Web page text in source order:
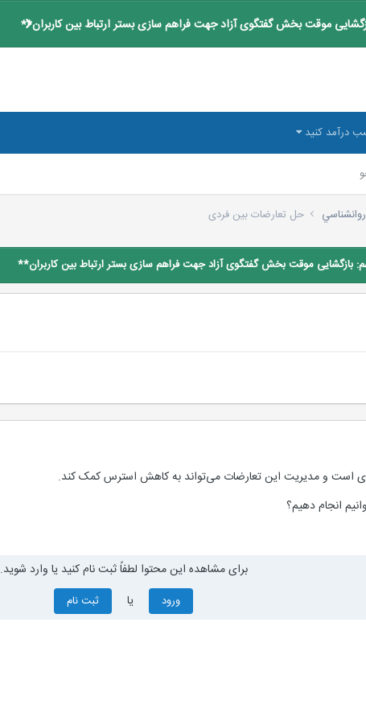
موقت بخش گفتگوی آزاد جهت فراهم سازی بستر ارتباط بین کاربران**
درآمد کنید
حل تعارضات بین فردی
بازگشایی موقت بخش گفتگوی آزاد جهت فراهم سازی بستر ارتباط بین کاربران**
است و مدیریت این تعارضات می‌تواند به کاهش استرس کمک کند.
انجام دهیم؟
برای مشاهده این محتوا لطفاً ثبت نام کنید یا وارد شوید.
ورود یا ثبت نام